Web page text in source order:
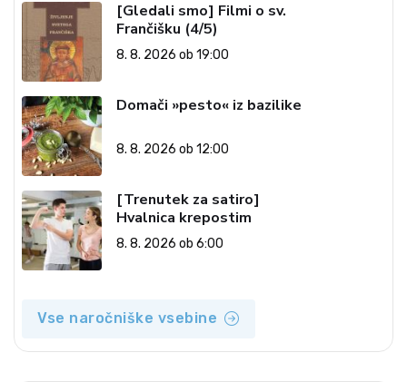
[Gledali smo] Filmi o sv.
Frančišku (4/5)
8. 8. 2026 ob 19:00
Domači »pesto« iz bazilike
8. 8. 2026 ob 12:00
[Trenutek za satiro]
Hvalnica krepostim
8. 8. 2026 ob 6:00
Vse naročniške vsebine